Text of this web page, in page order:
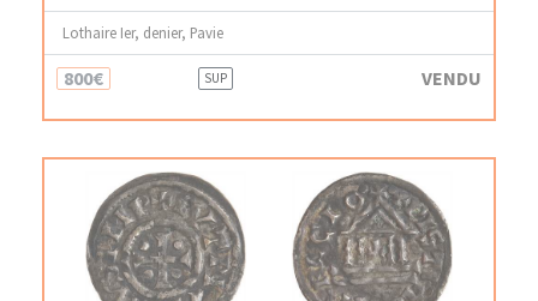
Lothaire Ier, denier, Pavie
800€ SUP VENDU